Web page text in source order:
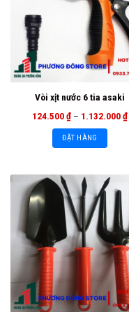
Vòi xịt nước 6 tia asaki
124.500₫ – 1.132.000₫
ĐẶT HÀNG